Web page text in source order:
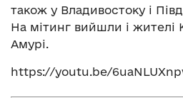
також у Владивостоку і
На мітинг вийшли і жителі
Амурі.
https://youtu.be/